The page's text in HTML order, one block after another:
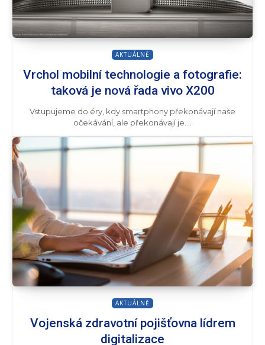
AKTUÁLNĚ
Vrchol mobilní technologie a fotografie:
taková je nová řada vivo X200
Vstupujeme do éry, kdy smartphony překonávají naše
očekávání, ale překonávají je....
AKTUÁLNĚ
Vojenská zdravotní pojišťovna lídrem
digitalizace